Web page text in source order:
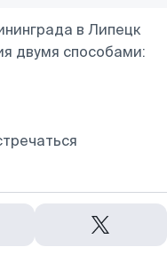
в Липецк
двумя способами: